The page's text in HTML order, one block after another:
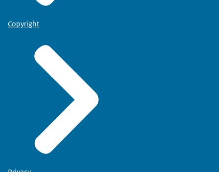
Copyright